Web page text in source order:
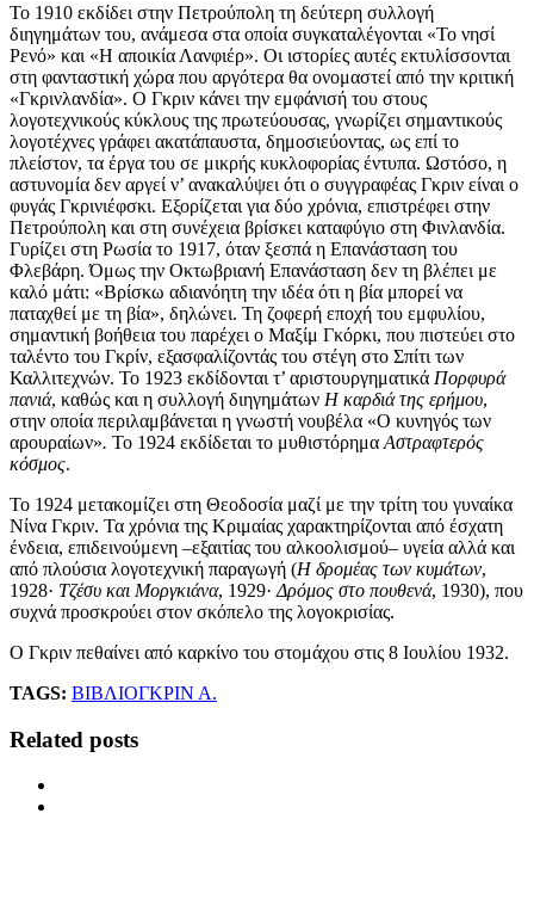
Το 1910 εκδίδει στην Πετρούπολη τη δεύτερη συλλογή
διηγημάτων του, ανάμεσα στα οποία συγκαταλέγονται «Το νησί
Ρενό» και «Η αποικία Λανφιέρ». Οι ιστορίες αυτές εκτυλίσσονται
στη φανταστική χώρα που αργότερα θα ονομαστεί από την κριτική
«Γκρινλανδία». Ο Γκριν κάνει την εμφάνισή του στους
λογοτεχνικούς κύκλους της πρωτεύουσας, γνωρίζει σημαντικούς
λογοτέχνες γράφει ακατάπαυστα, δημοσιεύοντας, ως επί το
πλείστον, τα έργα του σε μικρής κυκλοφορίας έντυπα. Ωστόσο, η
αστυνομία δεν αργεί ν’ ανακαλύψει ότι ο συγγραφέας Γκριν είναι ο
φυγάς Γκρινιέφσκι. Εξορίζεται για δύο χρόνια, επιστρέφει στην
Πετρούπολη και στη συνέχεια βρίσκει καταφύγιο στη Φινλανδία.
Γυρίζει στη Ρωσία το 1917, όταν ξεσπά η Επανάσταση του
Φλεβάρη. Όμως την Οκτωβριανή Επανάσταση δεν τη βλέπει με
καλό μάτι: «Βρίσκω αδιανόητη την ιδέα ότι η βία μπορεί να
παταχθεί με τη βία», δηλώνει. Τη ζοφερή εποχή του εμφυλίου,
σημαντική βοήθεια του παρέχει ο Μαξίμ Γκόρκι, που πιστεύει στο
ταλέντο του Γκρίν, εξασφαλίζοντάς του στέγη στο Σπίτι των
Καλλιτεχνών. Το 1923 εκδίδονται τ’ αριστουργηματικά Πορφυρά
πανιά, καθώς και η συλλογή διηγημάτων Η καρδιά της ερήμου,
στην οποία περιλαμβάνεται η γνωστή νουβέλα «Ο κυνηγός των
αρουραίων». Το 1924 εκδίδεται το μυθιστόρημα Αστραφτερός
κόσμος.
Το 1924 μετακομίζει στη Θεοδοσία μαζί με την τρίτη του γυναίκα
Νίνα Γκριν. Τα χρόνια της Κριμαίας χαρακτηρίζονται από έσχατη
ένδεια, επιδεινούμενη –εξαιτίας του αλκοολισμού– υγεία αλλά και
από πλούσια λογοτεχνική παραγωγή (Η δρομέας των κυμάτων,
1928· Τζέσυ και Μοργκιάνα, 1929· Δρόμος στο πουθενά, 1930), που
συχνά προσκρούει στον σκόπελο της λογοκρισίας.
Ο Γκριν πεθαίνει από καρκίνο του στομάχου στις 8 Ιουλίου 1932.
TAGS: ΒΙΒΛΙΟΓΚΡΙΝ Α.
Related posts